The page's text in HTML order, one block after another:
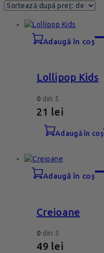
adaugă în coș
Lollipop Kids
0 din 5
21 lei
adaugă în coș
adaugă în coș
Creioane
0 din 5
49 lei